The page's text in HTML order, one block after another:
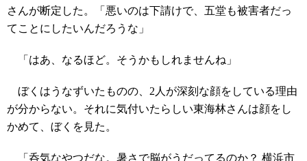
さんが断定した。「悪いのは下請けで、五堂も被害者だっ
てことにしたいんだろうな」
「はあ、なるほど。そうかもしれませんね」
ぼくはうなずいたものの、2人が深刻な顔をしている理由
が分からない。それに気付いたらしい東海林さんは顔をし
かめて、ぼくを見た。
「呑気なやつだな。暑さで脳がうだってるのか？ 横浜市